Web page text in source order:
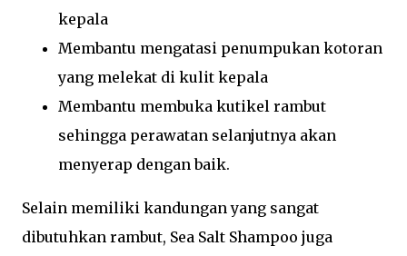
kepala
Membantu mengatasi penumpukan kotoran
yang melekat di kulit kepala
Membantu membuka kutikel rambut
sehingga perawatan selanjutnya akan
menyerap dengan baik.
Selain memiliki kandungan yang sangat
dibutuhkan rambut, Sea Salt Shampoo juga